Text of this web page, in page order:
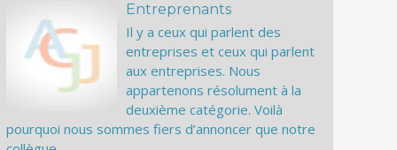
Entreprenants
Il y a ceux qui parlent des
entreprises et ceux qui parlent
aux entreprises. Nous
appartenons résolument à la
deuxième catégorie. Voilà
pourquoi nous sommes fiers d’annoncer que notre